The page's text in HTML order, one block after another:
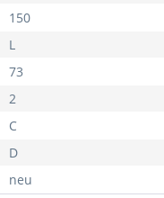
150
L
73
2
C
D
neu